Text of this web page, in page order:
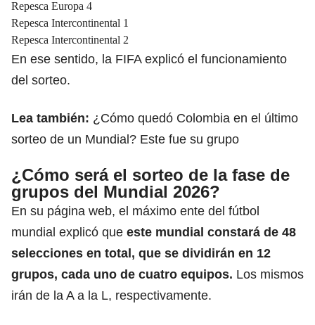
Repesca Europa 4
Repesca Intercontinental 1
Repesca Intercontinental 2
En ese sentido, la FIFA explicó el funcionamiento
del sorteo.
Lea también: ¿Cómo quedó Colombia en el último
sorteo de un Mundial? Este fue su grupo
¿Cómo será el sorteo de la fase de
grupos del Mundial 2026?
En su página web, el máximo ente del fútbol
mundial explicó que este mundial constará de 48
selecciones en total, que se dividirán en 12
grupos, cada uno de cuatro equipos. Los mismos
irán de la A a la L, respectivamente.